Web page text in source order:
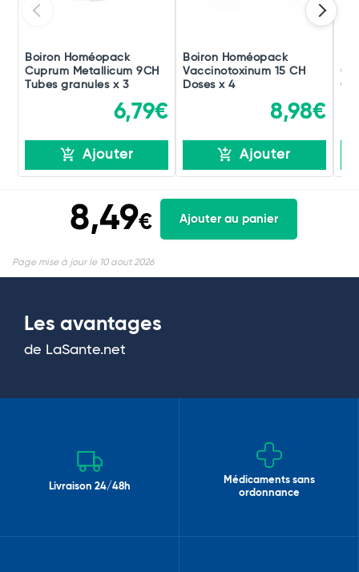
Boiron Homéopack
Cuprum Metallicum 9CH
Tubes granules x 3
6,79€
Ajouter
Boiron Homéopack
Vaccinotoxinum 15 CH
Doses x 4
8,98€
Ajouter
8,49€ Ajouter au panier
Page mise à jour le 10 aout 2026
Les avantages
de LaSante.net
Livraison 24/48h
Médicaments sans
ordonnance